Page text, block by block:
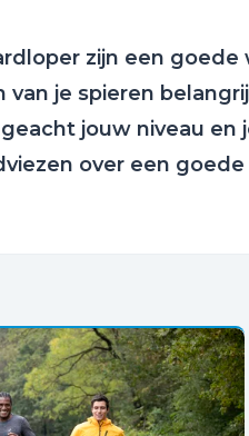
zijn een
van je spieren
jouw niveau
over een